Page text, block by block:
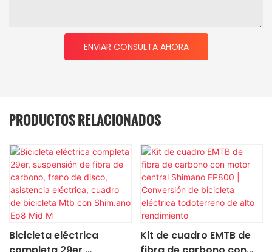
ENVIAR CONSULTA AHORA
PRODUCTOS RELACIONADOS
Bicicleta eléctrica
Kit de cuadro EMTB de